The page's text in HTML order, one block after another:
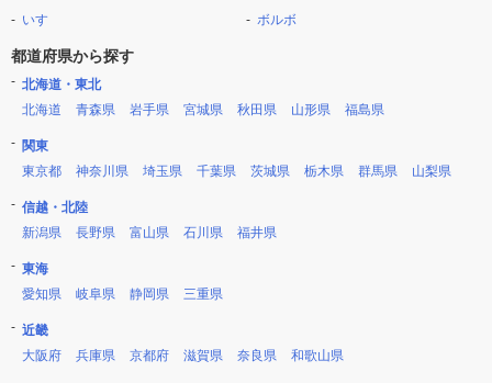
いすゞ
ボルボ
都道府県から探す
北海道・東北
北海道
青森県 岩手県 宮城県 秋田県 山形県 福島県
関東
東京都
神奈川県 埼玉県 千葉県 茨城県 栃木県 群馬県 山梨県
信越・北陸
新潟県
長野県 富山県 石川県 福井県
東海
愛知県
岐阜県 静岡県 三重県
近畿
大阪府
兵庫県 京都府 滋賀県 奈良県 和歌山県